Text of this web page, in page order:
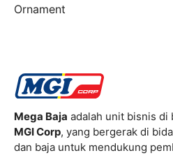
Ornament
Mega Baja adalah unit bisnis di
MGI Corp, yang bergerak di
dan baja untuk mendukung